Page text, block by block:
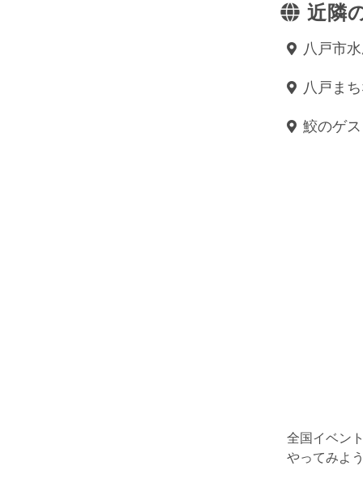
近隣
八戸市
八戸ま
鮫のゲ
全国イベン
やってみよ